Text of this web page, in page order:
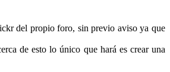
del propio foro, sin previo aviso ya que
de esto lo único que hará es crear una